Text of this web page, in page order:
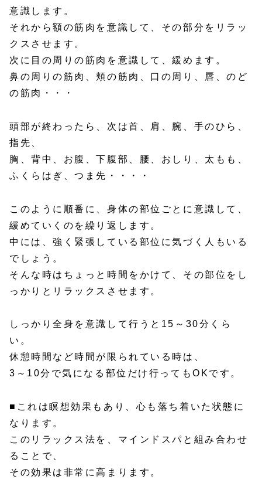
意識します。
それから額の筋肉を意識して、その部分をリラッ
クスさせます。
次に目の周りの筋肉を意識して、緩めます。
鼻の周りの筋肉、頬の筋肉、口の周り、唇、のど
の筋肉・・・
頭部が終わったら、次は首、肩、腕、手のひら、
指先、
胸、背中、お腹、下腹部、腰、おしり、太もも、
ふくらはぎ、つま先・・・・
このように順番に、身体の部位ごとに意識して、
緩めていくのを繰り返します。
中には、強く緊張している部位に気づく人もいる
でしょう。
そんな時はちょっと時間をかけて、その部位をし
っかりとリラックスさせます。
しっかり全身を意識して行うと15～30分くら
い。
休憩時間など時間が限られている時は、
3～10分で気になる部位だけ行ってもOKです。
■これは瞑想効果もあり、心も落ち着いた状態に
なります。
このリラックス法を、マインドスパと組み合わせ
ることで、
その効果は非常に高まります。